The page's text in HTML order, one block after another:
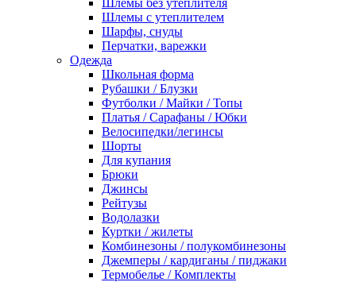
Шлемы без утеплителя
Шлемы с утеплителем
Шарфы, снуды
Перчатки, варежки
Одежда
Школьная форма
Рубашки / Блузки
Футболки / Майки / Топы
Платья / Сарафаны / Юбки
Велосипедки/легинсы
Шорты
Для купания
Брюки
Джинсы
Рейтузы
Водолазки
Куртки / жилеты
Комбинезоны / полукомбинезоны
Джемперы / кардиганы / пиджаки
Термобелье / Комплекты